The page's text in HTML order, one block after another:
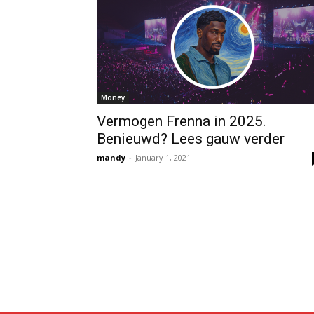
Money
Vermogen Frenna in 2025.
Benieuwd? Lees gauw verder
mandy - January 1, 2021